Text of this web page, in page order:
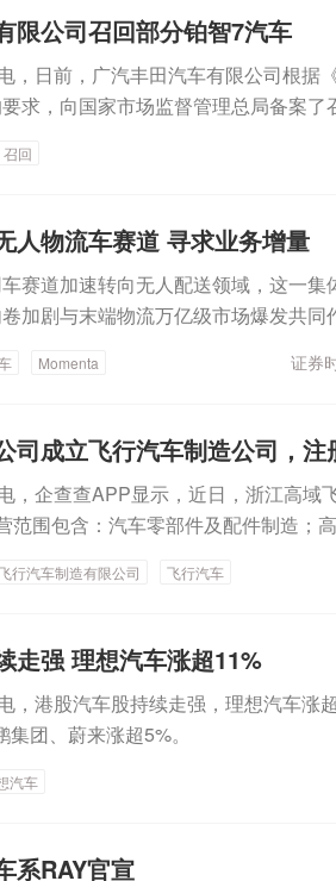
融资支持远望谷：收到金融机构不超
金融机构不超9000万元回购股票专
元回购股票专项融资支持力源信息
支持津药药业：子公司产品在全国药
品集中采购恒瑞医药：获得药物临
贴资金9.4亿元中金岭南：因发生事
装置停产检修红太阳：子公司南京生
股东、实控人陈思伟及翠艺投资一致
资不超5.85亿元 用于智能悬架等项
工银投资债转股业务矩子科技：取
望谷：收到金融机构不超9000万元
不超9000万元回购股票专项融资支
票专项融资支持力源信息：取得金
药药业：子公司产品在全国药品集中
GMP符合性证书
万辆，销量41.92万辆。今年累
的成绩，成为国内首个达成单月超
年开始进入高速发展阶段，增速甚
兼CEO朱江明在7月销量收官视频中表
示，月销10万辆意味着零跑已经触
等品牌环比也出现逆势上涨。其中
史新高。随着未来趋势受超级电混车
，连续数月环比上升。不过，埃安日
环比跌8.30%。新势力困于3万辆？零
间，也为未来行业的竞争格局注入
万辆阵营里为守住阵地而战。7月，
6月突破4万辆的蔚来和小鹏，又都
重回4万辆区间，这款新车的交付表现
中求稳，蔚来公司今年已经完成了所
，后续增长更多依赖现有车型的市场
系头部新势力中同比、环比双降品牌
增程市场结构性萎缩及新老车型切换
产业未来的认知发生分歧，映射出
限公司召回部分铂智7汽车
，日前，广汽丰田汽车有限公司根
求，向国家市场监督管理总局备案
汽车，共计24286辆。
召回
人物流车赛道 寻求业务增量
赛道加速转向无人配送领域，这一
加剧与末端物流万亿级市场爆发共
夜间配送等场景的快速推进。7月29日
物流等多场景常态化运营。两家智
的行业趋势。从载人到载货，无人配
智驾产业链在乘用车红海之外寻找的
，是无图智驾方案在2026年实现了
“定制化部署”迈入“标准化复制”阶段
术的规模化效应，在行业头部企业的
高精地图依赖，能够实现陌生城市的
专家郭涛告诉记者，目前技术已逐
业化落地，无图技术、纯视觉技术
卷，也在倒逼智驾供应商寻找第二增
Momenta 证券
司成立飞行汽车制造公司，注
，企查查APP显示，近日，浙江高
范围包含：汽车零部件及配件制造；
行汽车制造有限公司 飞行汽车
走强 理想汽车涨超11%
，港股汽车股持续走强，理想汽车
团、蔚来涨超5%。
汽车
系RAY官宣